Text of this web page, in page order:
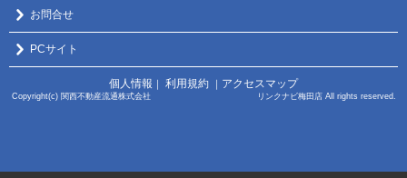
お問合せ
PCサイト
個人情報 ｜ 利用規約 ｜ アクセスマップ
Copyright(c) 関西不動産流通株式会社 リンクナビ梅田店 All rights reserved.